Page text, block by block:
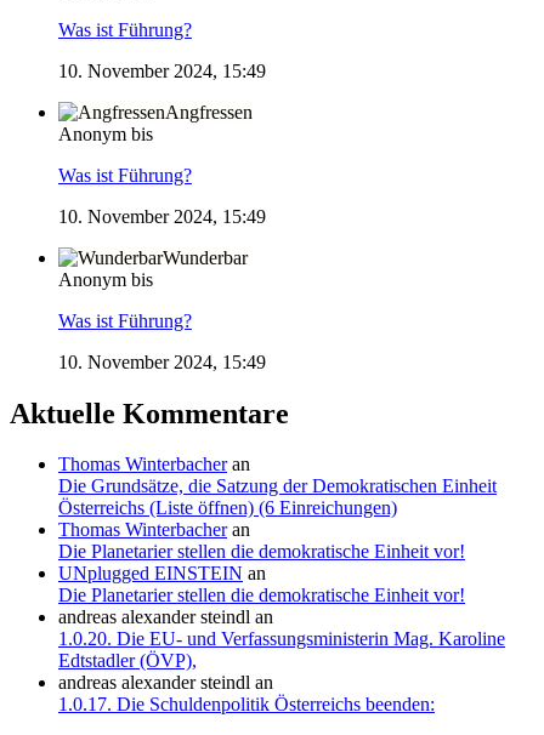
Was ist Führung?
10. November 2024, 15:49
Angfressen
Anonym bis
Was ist Führung?
10. November 2024, 15:49
Wunderbar
Anonym bis
Was ist Führung?
10. November 2024, 15:49
Aktuelle Kommentare
Thomas Winterbacheran
Die Grundsätze, die Satzung der Demokratischen Einheit
Österreichs (Liste öffnen) (6 Einreichungen)
Thomas Winterbacheran
Die Planetarier stellen die demokratische Einheit vor!
UNplugged EINSTEIN an
Die Planetarier stellen die demokratische Einheit vor!
andreas alexander steindl an
1.0.20. Die EU- und Verfassungsministerin Mag. Karoline
Edtstadler (ÖVP),
andreas alexander steindl an
1.0.17. Die Schuldenpolitik Österreichs beenden: